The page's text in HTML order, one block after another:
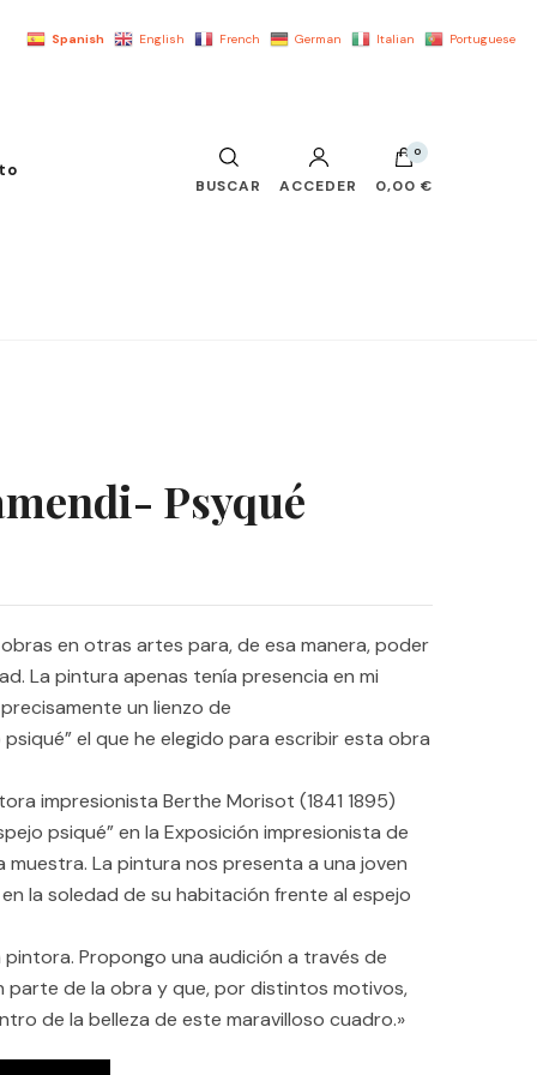
BUSCAR ACCEDER
0
0,00 €
Psyqué
en otras artes para, de esa manera, poder
La pintura apenas tenía presencia en mi
un lienzo de
psiqué” el que he elegido para escribir esta obra
impresionista Berthe Morisot (1841 1895)
psiqué” en la Exposición impresionista de
muestra. La pintura nos presenta a una joven
la soledad de su habitación frente al espejo
Propongo una audición a través de
parte de la obra y que, por distintos motivos,
de la belleza de este maravilloso cuadro.»
Spanish English French German Italian Portuguese